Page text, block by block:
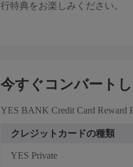
行特典をお楽しみください。
今すぐコンバート
YES BANK Credit Card Reward
クレジットカードの種類
YES Private